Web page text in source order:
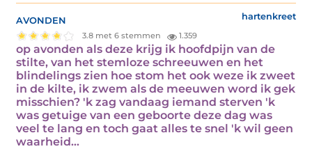
avonden hartenkreet
3.8 met 6 stemmen 1.359
op avonden als deze krijg ik hoofdpijn van de
stilte, van het stemloze schreeuwen en het
blindelings zien hoe stom het ook weze ik zweet
in de kilte, ik zwem als de meeuwen word ik gek
misschien? 'k zag vandaag iemand sterven 'k
was getuige van een geboorte deze dag was
veel te lang en toch gaat alles te snel 'k wil geen
waarheid…